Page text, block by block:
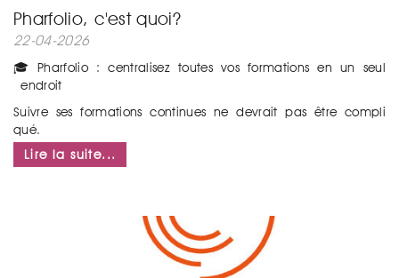
Pharfolio, c'est quoi?
22-04-2026
🎓 Pharfolio : centralisez toutes vos formations en un seul
endroit
Suivre ses formations continues ne devrait pas être compli
qué.
Lire la suite...